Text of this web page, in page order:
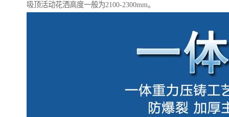
吸顶活动花洒高度一般为2100-2300mm。